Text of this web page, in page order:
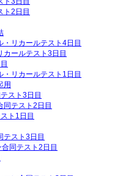
ト2日目
リカールテスト4日目
ールテスト3日目
リカールテスト1日目
用
スト3日目
同テスト2日目
ト1日目
テスト3日目
同テスト2日目